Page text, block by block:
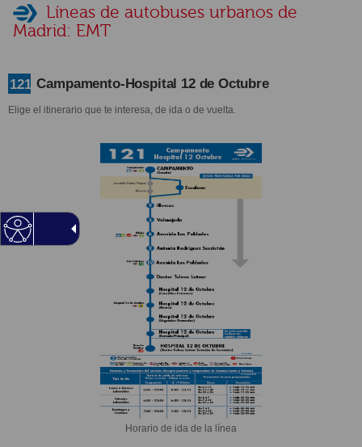
Líneas de autobuses urbanos de
Madrid: EMT
121 Campamento-Hospital 12 de Octubre
Elige el itinerario que te interesa, de ida o de vuelta.
Horario de ida de la línea